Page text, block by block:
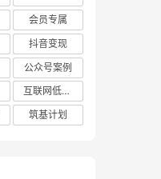
会员专属
抖音变现
公众号案例
互联网低成本创业项目
筑基计划